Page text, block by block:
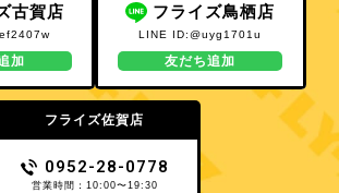
古賀店
加
フライズ鳥栖店
LINE ID:@uyg1701u
友だち追加
フライズ佐賀店
0952-28-0778
営業時間：10:00〜19:30